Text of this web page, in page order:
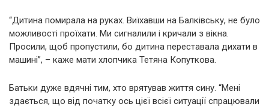
“Дитина помирала на руках. Виїхавши на Балківську, не було
можливості проїхати. Ми сигналили і кричали з вікна.
Просили, щоб пропустили, бо дитина переставала дихати в
машині”, – каже мати хлопчика Тетяна Копуткова.
Батьки дуже вдячні тим, хто врятував життя сину. “Мені
здається, що від початку ось цієї всієї ситуації спрацювали